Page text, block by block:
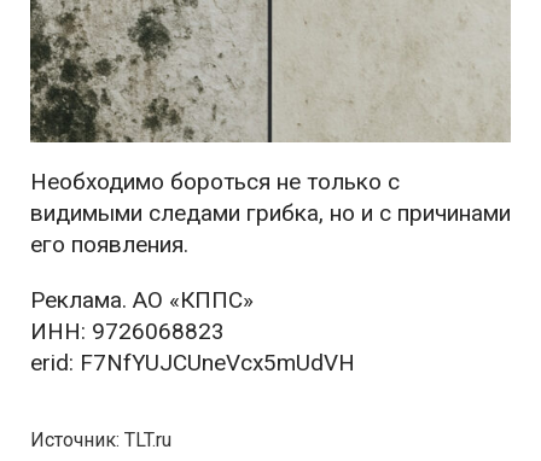
Необходимо бороться не только с
видимыми следами грибка, но и с причинами
его появления.
Реклама. АО «КППС»
ИНН: 9726068823
erid: F7NfYUJCUneVcx5mUdVH
Источник: TLT.ru